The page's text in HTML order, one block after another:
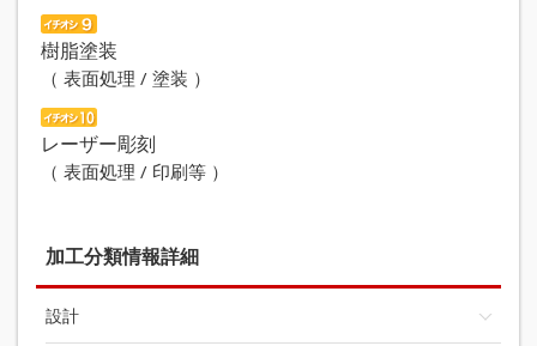
樹脂塗装
（ 表面処理 / 塗装 ）
レーザー彫刻
（ 表面処理 / 印刷等 ）
加工分類情報詳細
設計